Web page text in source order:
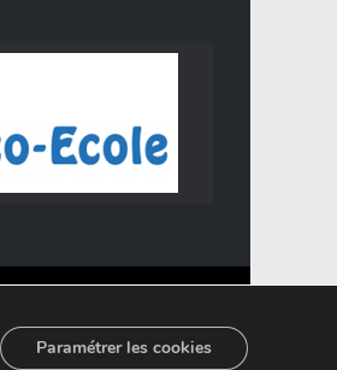
Paramétrer les cookies